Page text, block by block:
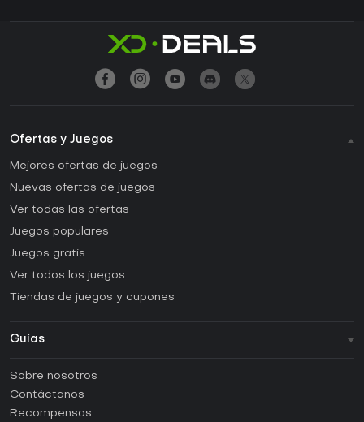
Ofertas y Juegos
Mejores ofertas de juegos
Nuevas ofertas de juegos
Ver todas las ofertas
Juegos populares
Juegos gratis
Ver todos los juegos
Tiendas de juegos y cupones
Guías
Guías y tutoriales
¿Cómo activar una CD Key de Steam?
Sobre nosotros
Contáctanos
Recompensas